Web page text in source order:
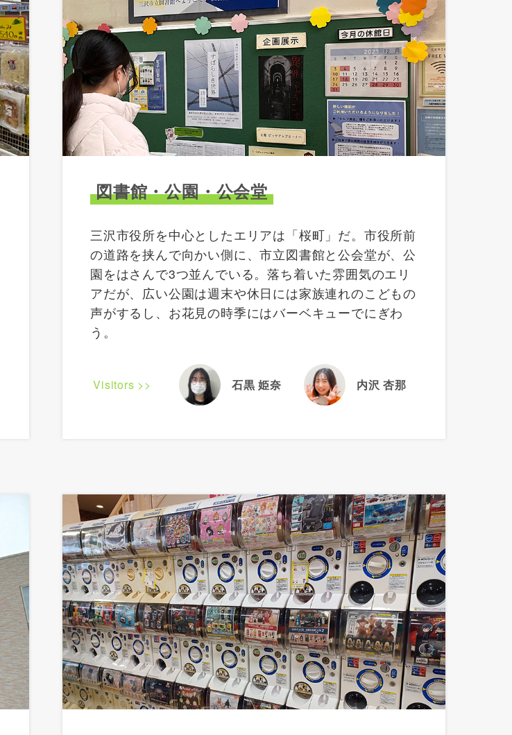
図書館・公園・公会堂
三沢市役所を中心としたエリアは「桜町」だ。市役所前
の道路を挟んで向かい側に、市立図書館と公会堂が、公
園をはさんで3つ並んでいる。落ち着いた雰囲気のエリ
アだが、広い公園は週末や休日には家族連れのこどもの
声がするし、お花見の時季にはバーベキューでにぎわ
う。
Visitors >> 石黒 姫奈 内沢 杏那